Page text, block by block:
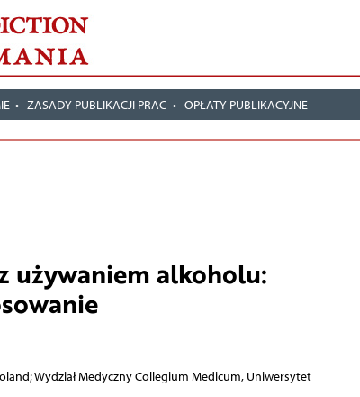
ZASADY PUBLIKACJI PRAC OPŁATY PUBLIKACYJNE
używaniem alkoholu:
Wydział Medyczny Collegium Medicum, Uniwersytet